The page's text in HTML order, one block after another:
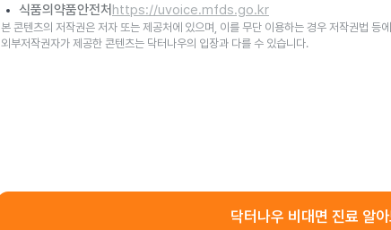
식품의약품안전처 https://uvoice.mfds.go.kr
본 콘텐츠의 저작권은 저자 또는 제공처에 있으며, 이를 무단 이용하는 경우 저작권법 등
외부저작권자가 제공한 콘텐츠는 닥터나우의 입장과 다를 수 있습니다.
닥터나우 비대면 진료 알아